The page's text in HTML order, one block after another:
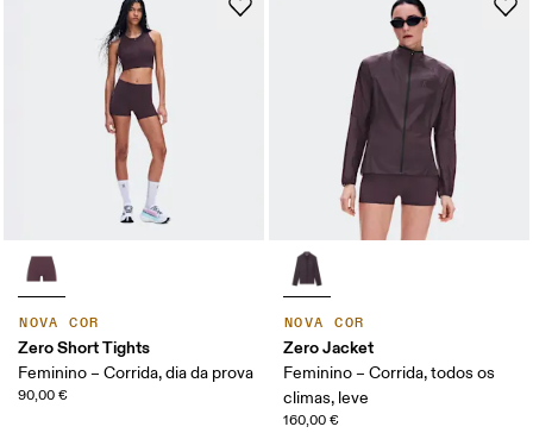
NOVA COR
Zero Short Tights
Feminino – Corrida, dia da prova
90,00 €
NOVA COR
Zero Jacket
Feminino – Corrida, todos os
climas, leve
160,00 €